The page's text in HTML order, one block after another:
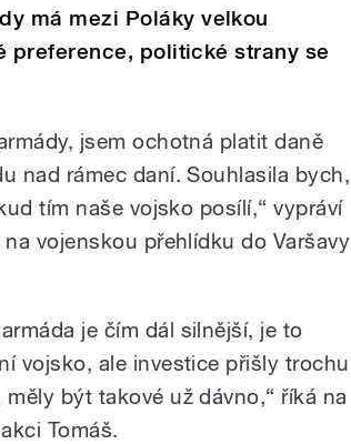
má mezi Poláky velkou
preference, politické strany se
jsem ochotná platit daně
nad rámec daní. Souhlasila bych,
tím naše vojsko posílí,“ vypráví
vojenskou přehlídku do Varšavy
armáda je čím dál silnější, je to
vojsko, ale investice přišly trochu
měly být takové už dávno,“ říká na
Tomáš.